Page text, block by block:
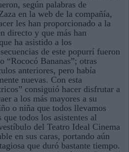
según palabras de
en la web de la compañía,
les han proporcionado a la
directo y que más han
ha asistido a los
de este popurrí fueron
“Rococó Bananas”; otras
anteriores, pero había
nuevas. Con esta
consiguió hacer disfrutar a
a los más mayores a su
o niña que todos llevamos
todos los asistentes al
del Teatro Ideal Cinema
en sus caras, portando aún
que duró bastante tiempo.